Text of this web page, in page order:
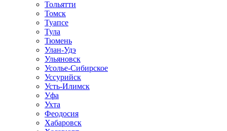
Тольятти
Томск
Туапсе
Тула
Тюмень
Улан-Удэ
Ульяновск
Усолье-Сибирское
Уссурийск
Усть-Илимск
Уфа
Ухта
Феодосия
Хабаровск